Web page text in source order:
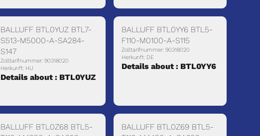
BALLUFF BTL0YUZ BTL7-
S513-M5000-A-SA284-
S147
Zolltarifnummer: 90318020
Herkunft: HU
Details about : BTL0YUZ
BALLUFF BTL0YY6 BTL5-
F110-M0100-A-S115
Zolltarifnummer: 90318020
Herkunft: DE
Details about : BTL0YY6
BALLUFF BTL0Z68 BTL5-
BALLUFF BTL0Z69 BTL5-